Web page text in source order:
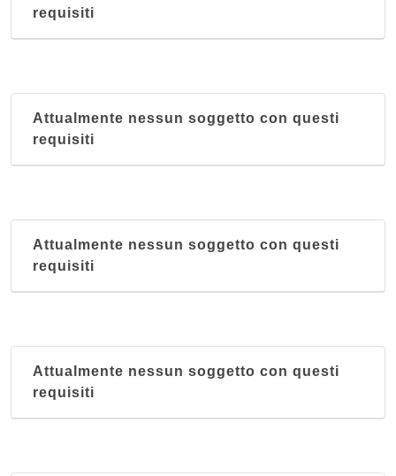
requisiti
Attualmente nessun soggetto con questi
requisiti
Attualmente nessun soggetto con questi
requisiti
Attualmente nessun soggetto con questi
requisiti